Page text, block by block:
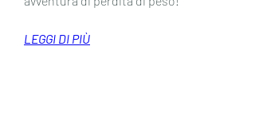
LEGGI DI PIÙ